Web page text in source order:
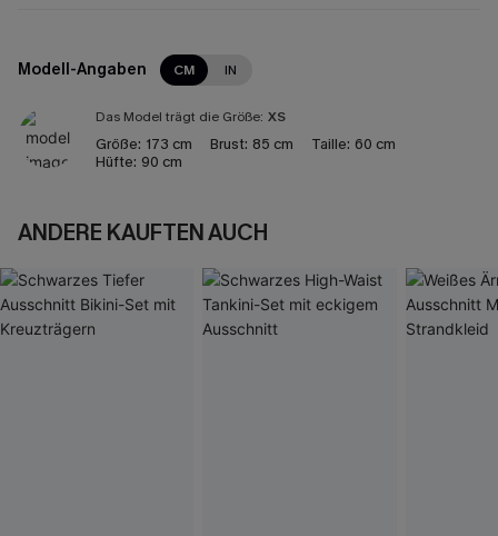
Modell-Angaben CM IN
Das Model trägt die Größe: XS
Größe: 173 cm Brust: 85 cm Taille: 60 cm
Hüfte: 90 cm
ANDERE KAUFTEN AUCH